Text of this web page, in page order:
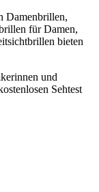
Damenbrillen,
für Damen,
bieten
und
Sehtest